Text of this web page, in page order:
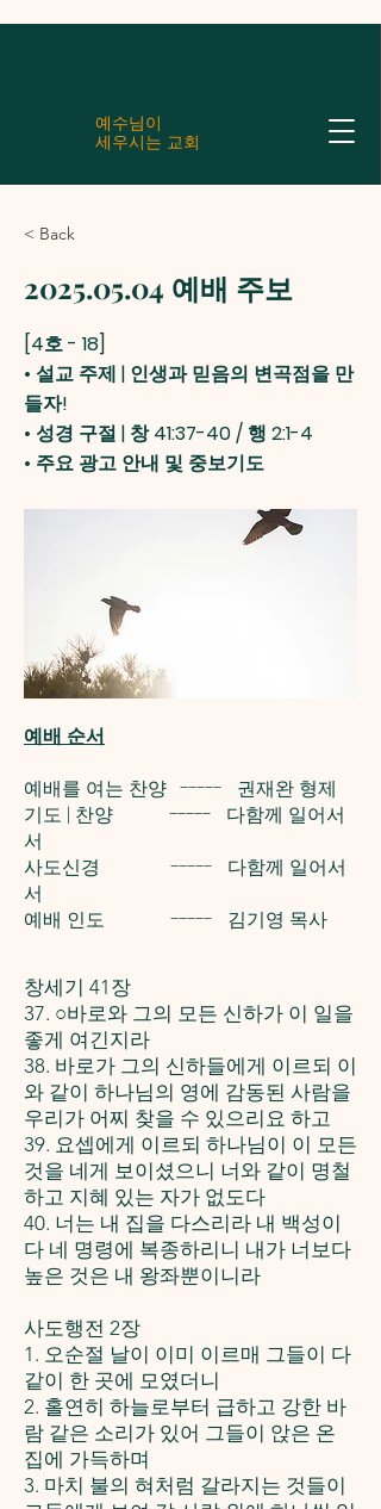
예수님이
세우시는 교회
< Back
2025.05.04 예배 주보
[4호 - 18]
• 설교 주제 | 인생과 믿음의 변곡점을 만
들자!
• 성경 구절 | 창 41:37-40 / 행 2:1-4
• 주요 광고 안내 및 중보기도
예배 순서
예배를 여는 찬양 ----- 권재완 형제
기도 | 찬양 ----- 다함께 일어서
서
사도신경 ----- 다함께 일어서
서
예배 인도 ----- 김기영 목사
창세기 41장
37. ○바로와 그의 모든 신하가 이 일을
좋게 여긴지라
38. 바로가 그의 신하들에게 이르되 이
와 같이 하나님의 영에 감동된 사람을
우리가 어찌 찾을 수 있으리요 하고
39. 요셉에게 이르되 하나님이 이 모든
것을 네게 보이셨으니 너와 같이 명철
하고 지혜 있는 자가 없도다
40. 너는 내 집을 다스리라 내 백성이
다 네 명령에 복종하리니 내가 너보다
높은 것은 내 왕좌뿐이니라
사도행전 2장
1. 오순절 날이 이미 이르매 그들이 다
같이 한 곳에 모였더니
2. 홀연히 하늘로부터 급하고 강한 바
람 같은 소리가 있어 그들이 앉은 온
집에 가득하며
3. 마치 불의 혀처럼 갈라지는 것들이